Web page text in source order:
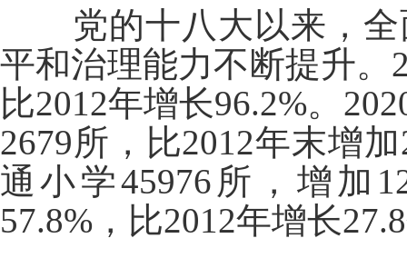
党的十八大以来，
平和治理能力不断提升。
比2012年增长96.2%。
2679所，比2012年末增
通小学45976所，增加
57.8%，比2012年增长